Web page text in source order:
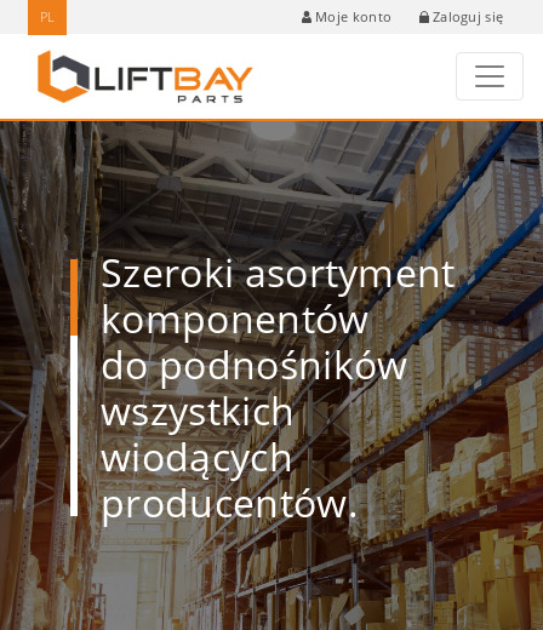
PL Moje konto Zaloguj się
Szeroki asortyment
komponentów
do podnośników
wszystkich
wiodących
producentów.